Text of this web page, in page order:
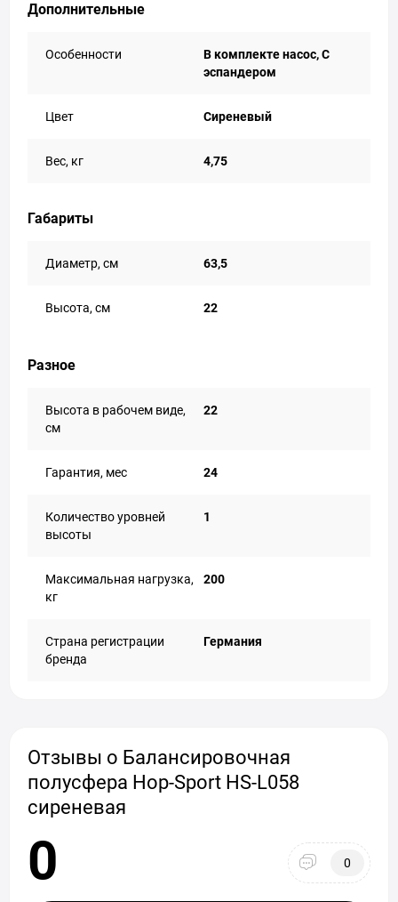
Дополнительные
Особенности
В комплекте насос, С
эспандером
Цвет Сиреневый
Вес, кг 4,75
Габариты
Диаметр, см 63,5
Высота, см 22
Разное
Высота в рабочем виде,
см
22
Гарантия, мес 24
Количество уровней
высоты
1
Максимальная нагрузка,
кг
200
Страна регистрации
бренда
Германия
Отзывы о Балансировочная
полусфера Hop-Sport HS-L058
сиреневая
0 0